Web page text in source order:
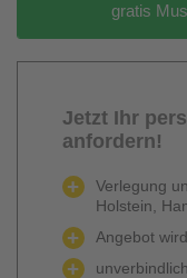
gratis
Jetzt Ihr
anfordern!
Verlegung
Holstein,
Angebot